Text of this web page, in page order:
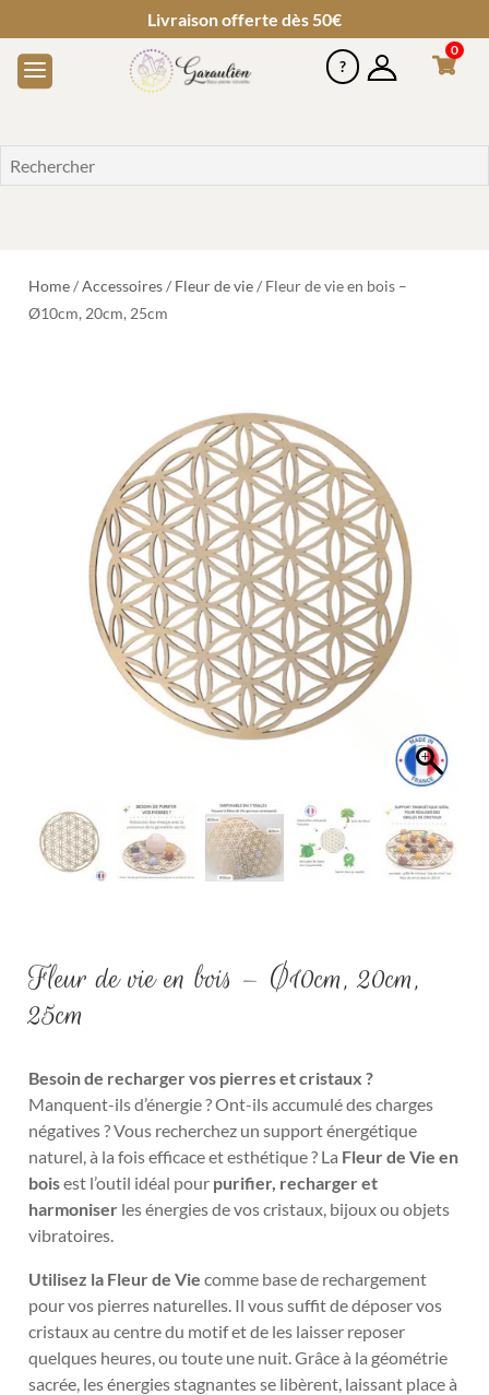
Livraison offerte dès 50€
0
Home/Accessoires/ Fleur de vie/ Fleur de vie en bois –
Ø10cm, 20cm, 25cm
Fleur de vie en bois – Ø10cm, 20cm,
25cm
Besoin de recharger vos pierres et cristaux ?
Manquent-ils d’énergie ? Ont-ils accumulé des charges
négatives ? Vous recherchez un support énergétique
naturel, à la fois efficace et esthétique ? La Fleur de Vie en
boisest l’outil idéal pour purifier, recharger et
harmoniser les énergies de vos cristaux, bijoux ou objets
vibratoires.
Utilisez la Fleur de Vie comme base de rechargement
pour vos pierres naturelles. Il vous suffit de déposer vos
cristaux au centre du motif et de les laisser reposer
quelques heures, ou toute une nuit. Grâce à la géométrie
sacrée, les énergies stagnantes se libèrent, laissant place à